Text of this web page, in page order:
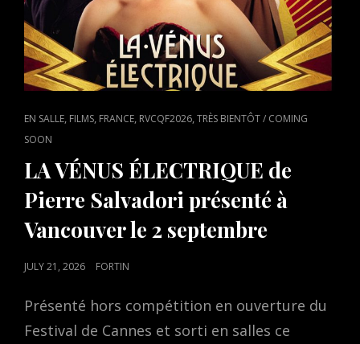
CAT
LINKS
EN SALLE, FILMS, FRANCE, RVCQF2026,TRÈS BIENTÔT / COMING
SOON
LA VÉNUS ÉLECTRIQUE de
Pierre Salvadori présenté à
Vancouver le 2 septembre
POSTED
JULY 21, 2026 FORTIN
Présenté hors compétition en ouverture du
Festival de Cannes et sorti en salles ce